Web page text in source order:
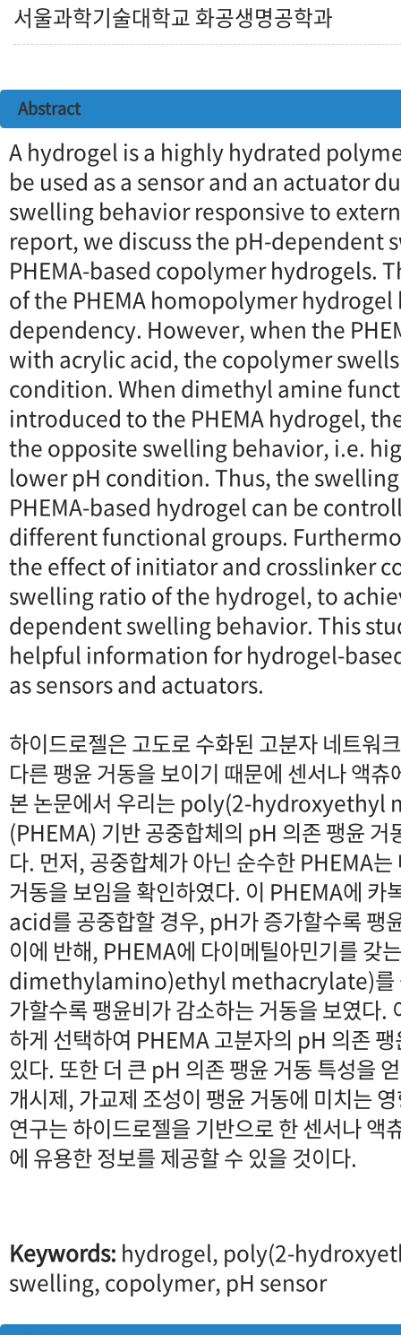
서울과학기술대학교 화공생명공학과
Abstract
A hydrogel is a highly hydrated
be used as a sensor and an actuator
swelling behavior responsive to
report, we discuss the pH-dependent
PHEMA-based copolymer hydrogels.
of the PHEMA homopolymer
dependency. However, when the
with acrylic acid, the copolymer
condition. When dimethyl amine
introduced to the PHEMA hydrogel,
the opposite swelling behavior, i.e.
lower pH condition. Thus, the
PHEMA-based hydrogel can be
different functional groups.
the effect of initiator and crosslinker
swelling ratio of the hydrogel, to
dependent swelling behavior. This
helpful information for hydrogel-
as sensors and actuators.
하이드로젤은 고도로 수화된 고분자 네트워
다른 팽윤 거동을 보이기 때문에 센서나 액
본 논문에서 우리는 poly(2-
(PHEMA) 기반 공중합체의 pH 의존 팽윤 거
다. 먼저, 공중합체가 아닌 순수한 PHEMA
거동을 보임을 확인하였다. 이 PHEMA에
acid를 공중합할 경우, pH가 증가할수록 팽
이에 반해, PHEMA에 다이메틸아민기를 갖
dimethylamino)ethyl methacrylate)를
가할수록 팽윤비가 감소하는 거동을 보였다.
하게 선택하여 PHEMA 고분자의 pH 의존
있다. 또한 더 큰 pH 의존 팽윤 거동 특성을
개시제, 가교제 조성이 팽윤 거동에 미치는
연구는 하이드로젤을 기반으로 한 센서나 액
에 유용한 정보를 제공할 수 있을 것이다.
Keywords: hydrogel, poly(2-
swelling, copolymer, pH sensor